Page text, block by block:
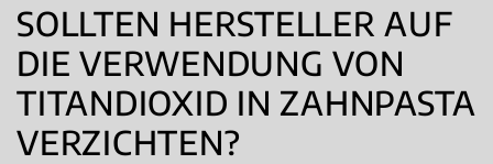
SOLLTEN HERSTELLER AUF
DIE VERWENDUNG VON
TITANDIOXID IN ZAHNPASTA
VERZICHTEN?